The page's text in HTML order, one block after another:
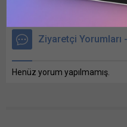
Ziyaretçi Yorumları
Henüz yorum yapılmamış.